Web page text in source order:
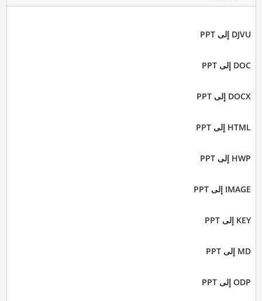
DJVU إلى PPT
DOC إلى PPT
DOCX إلى PPT
HTML إلى PPT
HWP إلى PPT
IMAGE إلى PPT
KEY إلى PPT
MD إلى PPT
ODP إلى PPT